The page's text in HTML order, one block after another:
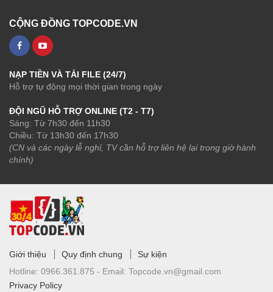
CỘNG ĐỒNG TOPCODE.VN
NẠP TIỀN VÀ TẢI FILE (24/7)
Hỗ trợ tự động mọi thời gian trong ngày
ĐỘI NGŨ HỖ TRỢ ONLINE (T2 - T7)
Sáng: Từ 7h30 đến 11h30
Chiều: Từ 13h30 đến 17h30
(CN và các ngày lễ nghỉ, TV cần hỗ trợ liên hệ lại trong giờ hành
chính)
Giới thiệu Quy định chung
Sự kiện
Hotline: 0966.361.875 - Email: Topcode.vn@gmail.com
Privacy Policy